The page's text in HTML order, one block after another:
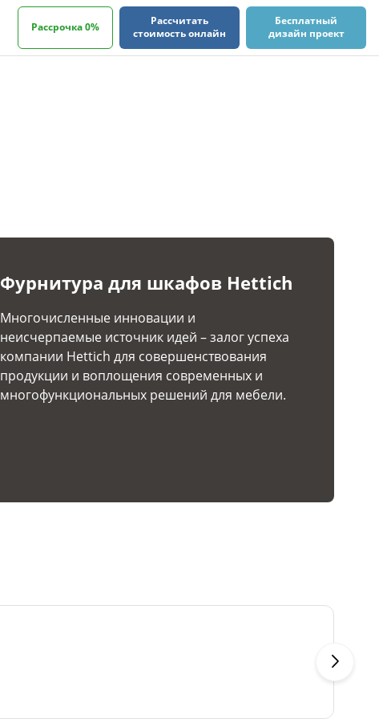
Рассрочка 0%
Рассчитать
стоимость онлайн
Бесплатный
дизайн проект
Фурнитура для шкафов Hettich
Многочисленные инновации и
неисчерпаемые источник идей – залог успеха
компании Hettich для совершенствования
продукции и воплощения современных и
многофункциональных решений для мебели.